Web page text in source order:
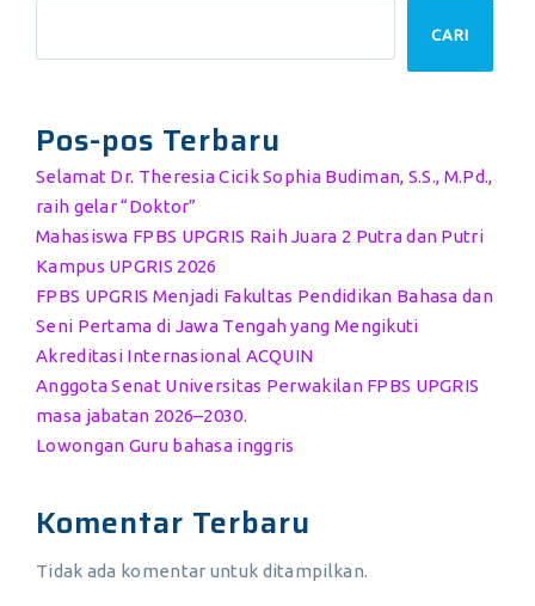
CARI
Pos-pos Terbaru
Selamat Dr. Theresia Cicik Sophia Budiman, S.S., M.Pd.,
raih gelar “Doktor”
Mahasiswa FPBS UPGRIS Raih Juara 2 Putra dan Putri
Kampus UPGRIS 2026
FPBS UPGRIS Menjadi Fakultas Pendidikan Bahasa dan
Seni Pertama di Jawa Tengah yang Mengikuti
Akreditasi Internasional ACQUIN
Anggota Senat Universitas Perwakilan FPBS UPGRIS
masa jabatan 2026–2030.
Lowongan Guru bahasa inggris
Komentar Terbaru
Tidak ada komentar untuk ditampilkan.